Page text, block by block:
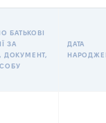
БАТЬКОВІ
ЗА
ДОКУМЕНТ,
ДАТА